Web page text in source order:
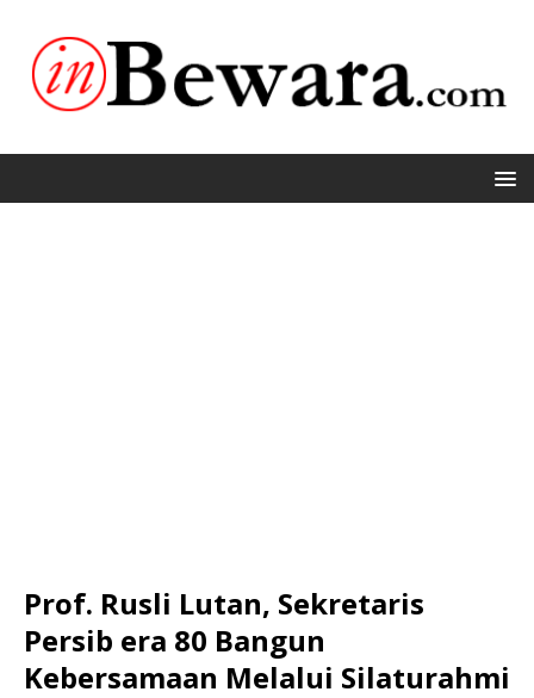
Prof. Rusli Lutan, Sekretaris
Persib era 80 Bangun
Kebersamaan Melalui Silaturahmi